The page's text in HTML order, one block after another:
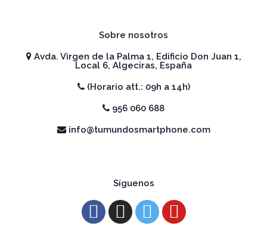
Sobre nosotros
Avda. Virgen de la Palma 1, Edificio Don Juan 1,
Local 6, Algeciras, España
(Horario att.: 09h a 14h)
956 060 688
info@tumundosmartphone.com
Síguenos